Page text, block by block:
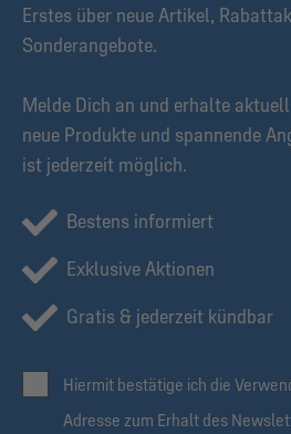
Erstes über neue Artikel,
Sonderangebote.
Melde Dich an und erhalte
neue Produkte und spannende
ist jederzeit möglich.
Bestens informiert
Exklusive Aktionen
Gratis & jederzeit kündbar
Hiermit bestätige ich die
Adresse zum Erhalt des